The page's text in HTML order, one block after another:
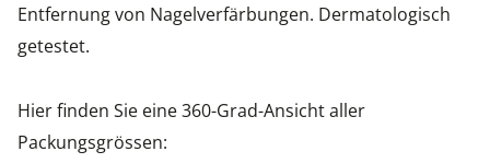
Entfernung von Nagelverfärbungen. Dermatologisch
getestet.
Hier finden Sie eine 360-Grad-Ansicht aller
Packungsgrössen: